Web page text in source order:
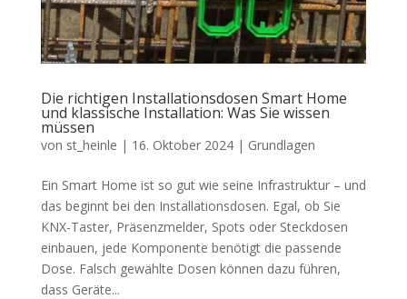
Die richtigen Installationsdosen Smart Home
und klassische Installation: Was Sie wissen
müssen
von st_heinle | 16. Oktober 2024| Grundlagen
Ein Smart Home ist so gut wie seine Infrastruktur – und
das beginnt bei den Installationsdosen. Egal, ob Sie
KNX-Taster, Präsenzmelder, Spots oder Steckdosen
einbauen, jede Komponente benötigt die passende
Dose. Falsch gewählte Dosen können dazu führen,
dass Geräte...